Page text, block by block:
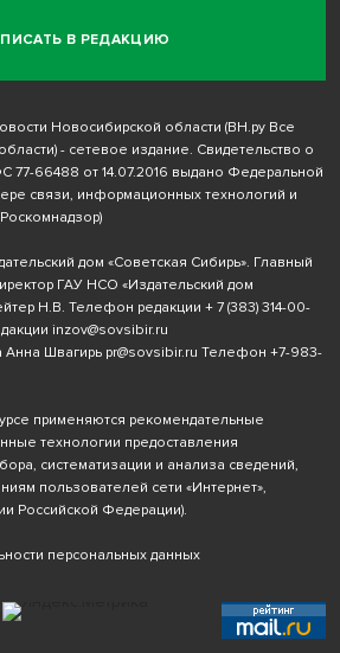
В РЕДАКЦИЮ
Новосибирской области (ВН.ру Все
- сетевое издание. Свидетельство о
66488 от 14.07.2016 выдано Федеральной
связи, информационных технологий и
дом «Советская Сибирь». Главный
ГАУ НСО «Издательский дом
Н.В. Телефон редакции + 7 (383) 314-00-
inzov@sovsibir.ru
Анна Швагирь pr@sovsibir.ru Телефон +7-983-
применяются рекомендательные
технологии предоставления
систематизации и анализа сведений,
пользователей сети «Интернет»,
Российской Федерации).
персональных данных